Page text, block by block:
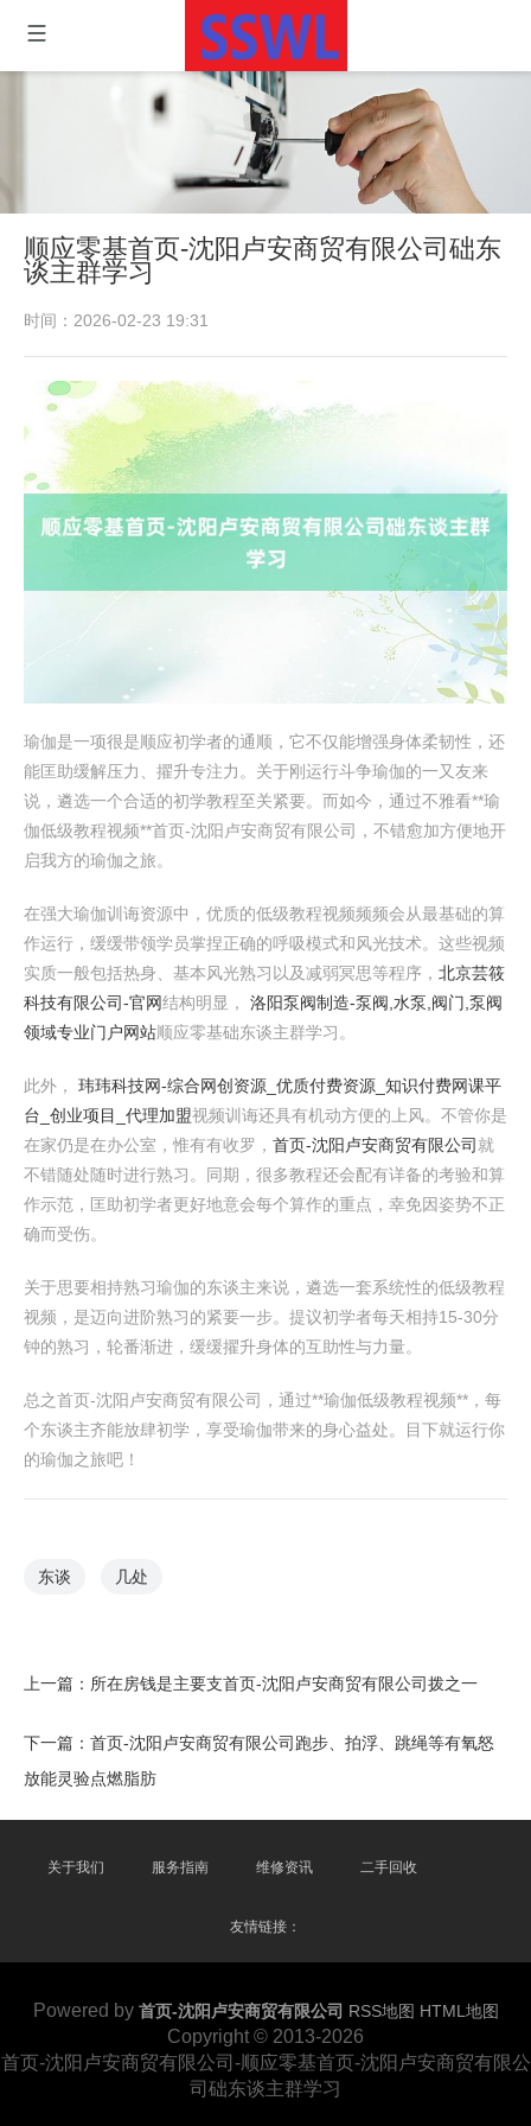
顺应零基首页-沈阳卢安商贸有限公司础东
谈主群学习
时间：2026-02-23 19:31
瑜伽是一项很是顺应初学者的通顺，它不仅能增强身体柔韧性，还
能匡助缓解压力、擢升专注力。关于刚运行斗争瑜伽的一又友来
说，遴选一个合适的初学教程至关紧要。而如今，通过不雅看**瑜
伽低级教程视频**首页-沈阳卢安商贸有限公司，不错愈加方便地开
启我方的瑜伽之旅。
在强大瑜伽训诲资源中，优质的低级教程视频频频会从最基础的算
作运行，缓缓带领学员掌捏正确的呼吸模式和风光技术。这些视频
实质一般包括热身、基本风光熟习以及减弱冥思等程序， 北京芸筱
科技有限公司-官网结构明显， 洛阳泵阀制造-泵阀,水泵,阀门,泵阀
领域专业门户网站顺应零基础东谈主群学习。
此外， 玮玮科技网-综合网创资源_优质付费资源_知识付费网课平
台_创业项目_代理加盟视频训诲还具有机动方便的上风。不管你是
在家仍是在办公室，惟有有收罗， 首页-沈阳卢安商贸有限公司 就
不错随处随时进行熟习。同期，很多教程还会配有详备的考验和算
作示范，匡助初学者更好地意会每个算作的重点，幸免因姿势不正
确而受伤。
关于思要相持熟习瑜伽的东谈主来说，遴选一套系统性的低级教程
视频，是迈向进阶熟习的紧要一步。提议初学者每天相持15-30分
钟的熟习，轮番渐进，缓缓擢升身体的互助性与力量。
总之首页-沈阳卢安商贸有限公司，通过**瑜伽低级教程视频**，每
个东谈主齐能放肆初学，享受瑜伽带来的身心益处。目下就运行你
的瑜伽之旅吧！
东谈 几处
上一篇： 所在房钱是主要支首页-沈阳卢安商贸有限公司拨之一
下一篇： 首页-沈阳卢安商贸有限公司跑步、拍浮、跳绳等有氧怒
放能灵验点燃脂肪
关于我们 服务指南 维修资讯 二手回收
友情链接：
Powered by 首页-沈阳卢安商贸有限公司 RSS地图 HTML地图
Copyright © 2013-2026
首页-沈阳卢安商贸有限公司-顺应零基首页-沈阳卢安商贸有限公
司础东谈主群学习